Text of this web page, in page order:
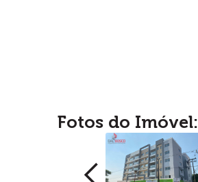
Fotos do Imóvel: